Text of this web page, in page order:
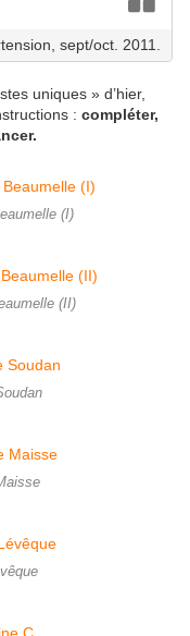
sept/oct. 2011.
uniques » d’hier,
: compléter,
(I)
(II)